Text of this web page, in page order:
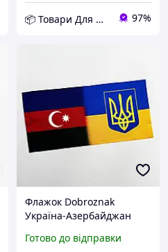
📦 Товари Для Дому 97%
Флажок Dobroznak
Україна-Азербайджан
(6301)
Готово до відправки